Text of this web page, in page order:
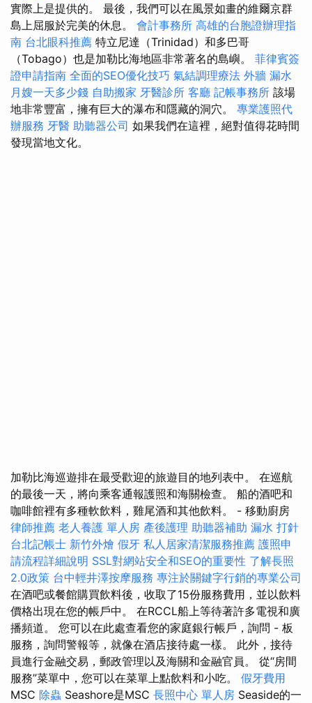
實際上是提供的。 最後，我們可以在風景如畫的維爾京群
島上屈服於完美的休息。 會計事務所 高雄的台胞證辦理指
南 台北眼科推薦 特立尼達（Trinidad）和多巴哥
（Tobago）也是加勒比海地區非常著名的島嶼。 菲律賓簽
證申請指南 全面的SEO優化技巧 氣結調理療法 外牆 漏水
月嫂一天多少錢 自助搬家 牙醫診所 客廳 記帳事務所 該場
地非常豐富，擁有巨大的瀑布和隱藏的洞穴。 專業護照代
辦服務 牙醫 助聽器公司 如果我們在這裡，絕對值得花時間
發現當地文化。
加勒比海巡遊排在最受歡迎的旅遊目的地列表中。 在巡航
的最後一天，將向乘客通報護照和海關檢查。 船的酒吧和
咖啡館裡有多種軟飲料，雞尾酒和其他飲料。 - 移動廚房
律師推薦 老人養護 單人房 產後護理 助聽器補助 漏水 打針
台北記帳士 新竹外燴 假牙 私人居家清潔服務推薦 護照申
請流程詳細說明 SSL對網站安全和SEO的重要性 了解長照
2.0政策 台中輕井澤按摩服務 專注於關鍵字行銷的專業公司
在酒吧或餐館購買飲料後，收取了15份服務費用，並以飲料
價格出現在您的帳戶中。 在RCCL船上等待著許多電視和廣
播頻道。 您可以在此處查看您的家庭銀行帳戶，詢問 - 板
服務，詢問警報等，就像在酒店接待處一樣。 此外，接待
員進行金融交易，郵政管理以及海關和金融官員。 從“房間
服務”菜單中，您可以在菜單上點飲料和小吃。 假牙費用
MSC 除蟲 Seashore是MSC 長照中心 單人房 Seaside的一